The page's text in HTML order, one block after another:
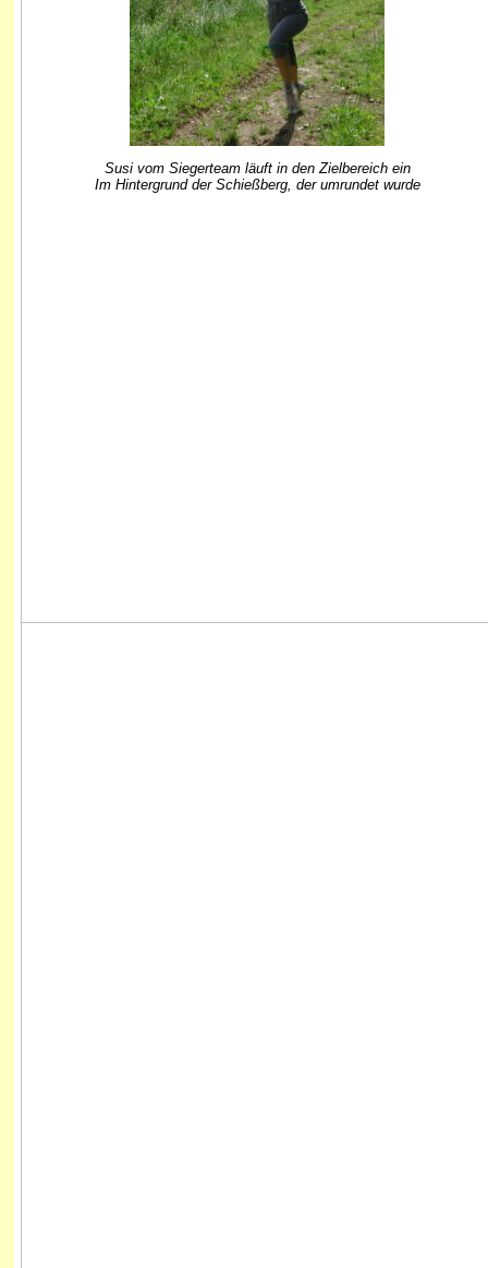
Susi vom Siegerteam läuft in den Zielbereich ein
Im Hintergrund der Schießberg, der umrundet wurde